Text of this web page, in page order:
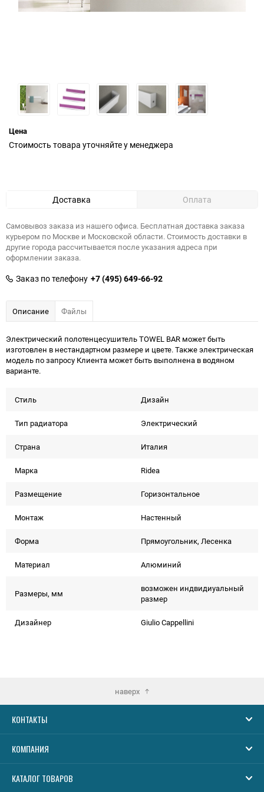
Цена
Стоимость товара уточняйте у менеджера
Доставка Оплата
Самовывоз заказа из нашего офиса. Бесплатная доставка заказа
курьером по Москве и Московской области. Стоимость доставки в
другие города рассчитывается после указания адреса при
оформлении заказа.
Заказ по телефону +7 (495) 649-66-92
Описание Файлы
Электрический полотенцесушитель TOWEL BAR может быть
изготовлен в нестандартном размере и цвете. Также электрическая
модель по запросу Клиента может быть выполнена в водяном
варианте.
Стиль Дизайн
Тип радиатора Электрический
Страна Италия
Марка Ridea
Размещение Горизонтальное
Монтаж Настенный
Форма Прямоугольник, Лесенка
Материал Алюминий
Размеры, мм
возможен индвидиуальный
размер
Дизайнер Giulio Cappellini
наверх
КОНТАКТЫ
КОМПАНИЯ
КАТАЛОГ ТОВАРОВ